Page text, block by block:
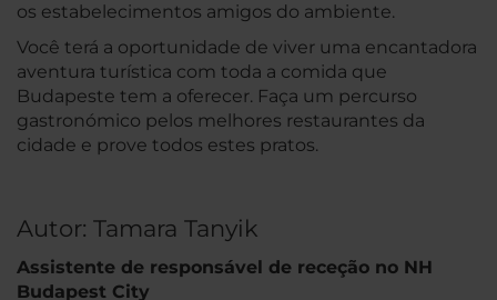
os estabelecimentos amigos do ambiente.
Você terá a oportunidade de viver uma encantadora
aventura turística com toda a comida que
Budapeste tem a oferecer. Faça um percurso
gastronómico pelos melhores restaurantes da
cidade e prove todos estes pratos.
Autor: Tamara Tanyik
Assistente de responsável de receção no NH
Budapest City